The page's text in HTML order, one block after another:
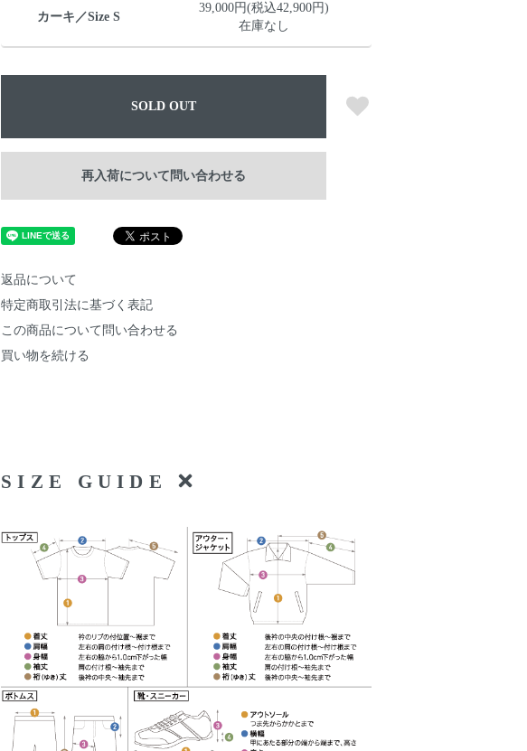
カーキ／Size S
39,000円(税込42,900円)
在庫なし
SOLD OUT
再入荷について問い合わせる
返品について
特定商取引法に基づく表記
この商品について問い合わせる
買い物を続ける
SIZE GUIDE